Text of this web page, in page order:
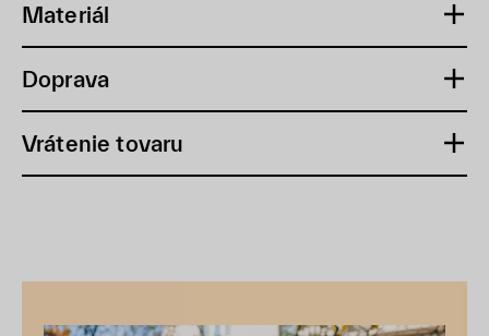
Materiál
Doprava
Vrátenie tovaru